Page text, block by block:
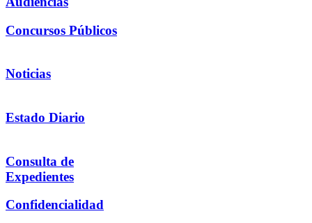
Concursos Públicos
Noticias
Estado Diario
Consulta de
Expedientes
Confidencialidad